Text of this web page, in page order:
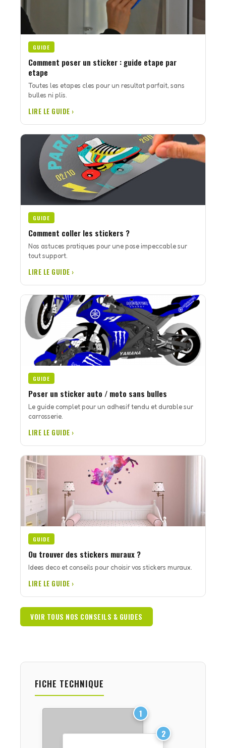
GUIDE
Comment poser un sticker : guide etape par
etape
Toutes les etapes cles pour un resultat parfait, sans
bulles ni plis.
LIRE LE GUIDE ›
GUIDE
Comment coller les stickers ?
Nos astuces pratiques pour une pose impeccable sur
tout support.
LIRE LE GUIDE ›
GUIDE
Poser un sticker auto / moto sans bulles
Le guide complet pour un adhesif tendu et durable sur
carrosserie.
LIRE LE GUIDE ›
GUIDE
Ou trouver des stickers muraux ?
Idees deco et conseils pour choisir vos stickers muraux.
LIRE LE GUIDE ›
VOIR TOUS NOS CONSEILS & GUIDES
FICHE TECHNIQUE
1
2